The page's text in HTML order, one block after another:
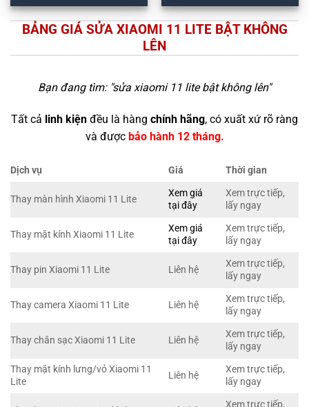
BẢNG GIÁ SỬA XIAOMI 11 LITE BẬT KHÔNG
LÊN
Bạn đang tìm: "sửa xiaomi 11 lite bật không lên"
Tất cả linh kiện đều là hàng chính hãng, có xuất xứ rõ ràng
và được bảo hành 12 tháng.
Dịch vụ Giá Thời gian
Thay màn hình Xiaomi 11 Lite
Xem giá
tại đây
Xem trực tiếp,
lấy ngay
Thay mặt kính Xiaomi 11 Lite
Xem giá
tại đây
Xem trực tiếp,
lấy ngay
Thay pin Xiaomi 11 Lite Liên hệ
Xem trực tiếp,
lấy ngay
Thay camera Xiaomi 11 Lite Liên hệ
Xem trực tiếp,
lấy ngay
Thay chân sạc Xiaomi 11 Lite Liên hệ
Xem trực tiếp,
lấy ngay
Thay mặt kính lưng/vỏ Xiaomi 11
Lite
Liên hệ
Xem trực tiếp,
lấy ngay
Xem trực tiếp,